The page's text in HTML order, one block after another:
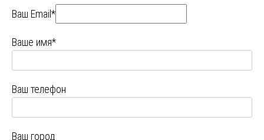
Ваш Email*
Ваше имя*
Ваш телефон
Ваш город